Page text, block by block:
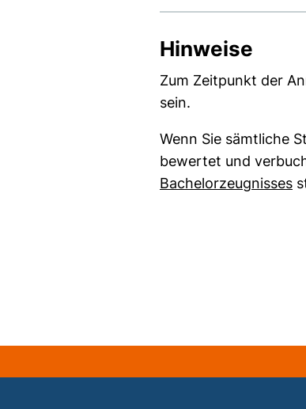
Hinweise
Zum Zeitpunkt der
sein.
Wenn Sie sämtliche
bewertet und
Bachelorzeugnisses